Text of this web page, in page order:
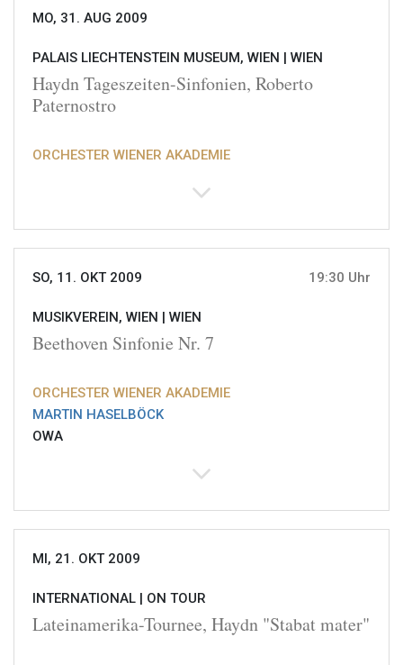
MO, 31. AUG 2009
PALAIS LIECHTENSTEIN MUSEUM, WIEN | WIEN
Haydn Tageszeiten-Sinfonien, Roberto
Paternostro
ORCHESTER WIENER AKADEMIE
SO, 11. OKT 2009 19:30 Uhr
MUSIKVEREIN, WIEN | WIEN
Beethoven Sinfonie Nr. 7
ORCHESTER WIENER AKADEMIE
MARTIN HASELBÖCK
OWA
MI, 21. OKT 2009
INTERNATIONAL | ON TOUR
Lateinamerika-Tournee, Haydn "Stabat mater"